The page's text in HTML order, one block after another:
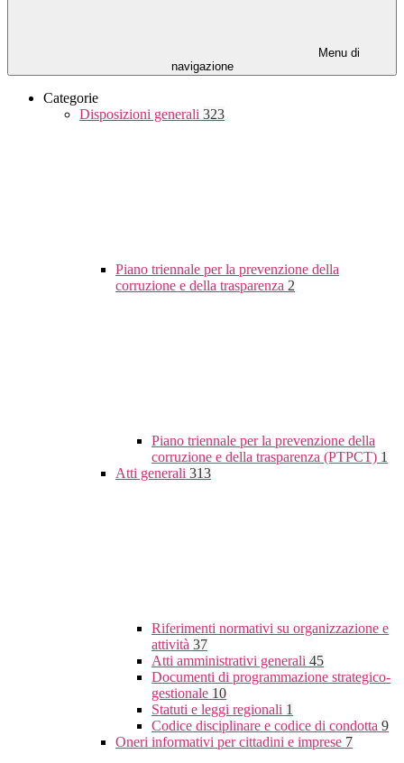
Menu di
navigazione
Categorie
Disposizioni generali 323
Piano triennale per la prevenzione della
corruzione e della trasparenza 2
Piano triennale per la prevenzione della
corruzione e della trasparenza (PTPCT) 1
Atti generali 313
Riferimenti normativi su organizzazione e
attività 37
Atti amministrativi generali 45
Documenti di programmazione strategico-
gestionale 10
Statuti e leggi regionali 1
Codice disciplinare e codice di condotta 9
Oneri informativi per cittadini e imprese 7